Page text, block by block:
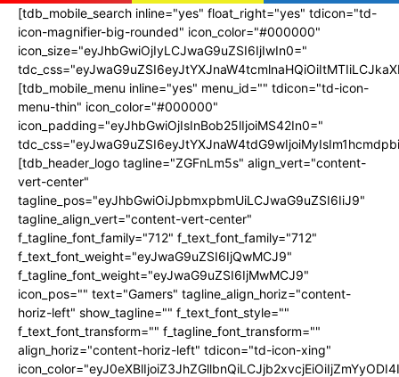
[tdb_mobile_search inline="yes" float_right="yes" tdicon="td-
icon-magnifier-big-rounded" icon_color="#000000"
icon_size="eyJhbGwiOjIyLCJwaG9uZSI6IjIwIn0="
[tdb_mobile_menu inline="yes" menu_id="" tdicon="td-icon-
menu-thin" icon_color="#000000"
icon_padding="eyJhbGwiOjIsInBob25lIjoiMS42In0="
[tdb_header_logo tagline="ZGFnLm5s" align_vert="content-
vert-center"
tagline_pos="eyJhbGwiOiJpbmxpbmUiLCJwaG9uZSI6IiJ9"
tagline_align_vert="content-vert-center"
f_tagline_font_family="712" f_text_font_family="712"
f_text_font_weight="eyJwaG9uZSI6IjQwMCJ9"
f_tagline_font_weight="eyJwaG9uZSI6IjMwMCJ9"
icon_pos="" text="Gamers" tagline_align_horiz="content-
horiz-left" show_tagline="" f_text_font_style=""
f_text_font_transform="" f_tagline_font_transform=""
align_horiz="content-horiz-left" tdicon="td-icon-xing"